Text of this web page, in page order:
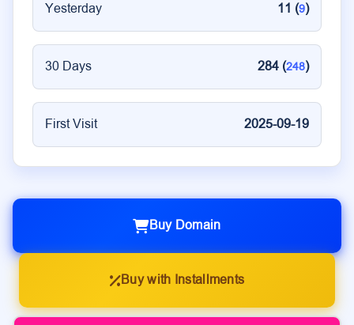
Yesterday 11 (9)
30 Days 284 (248)
First Visit 2025-09-19
Buy Domain
Buy with Installments